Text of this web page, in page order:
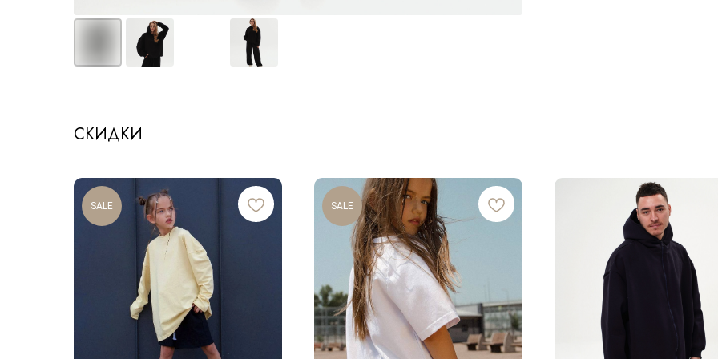
СКИДКИ
SALE SALE